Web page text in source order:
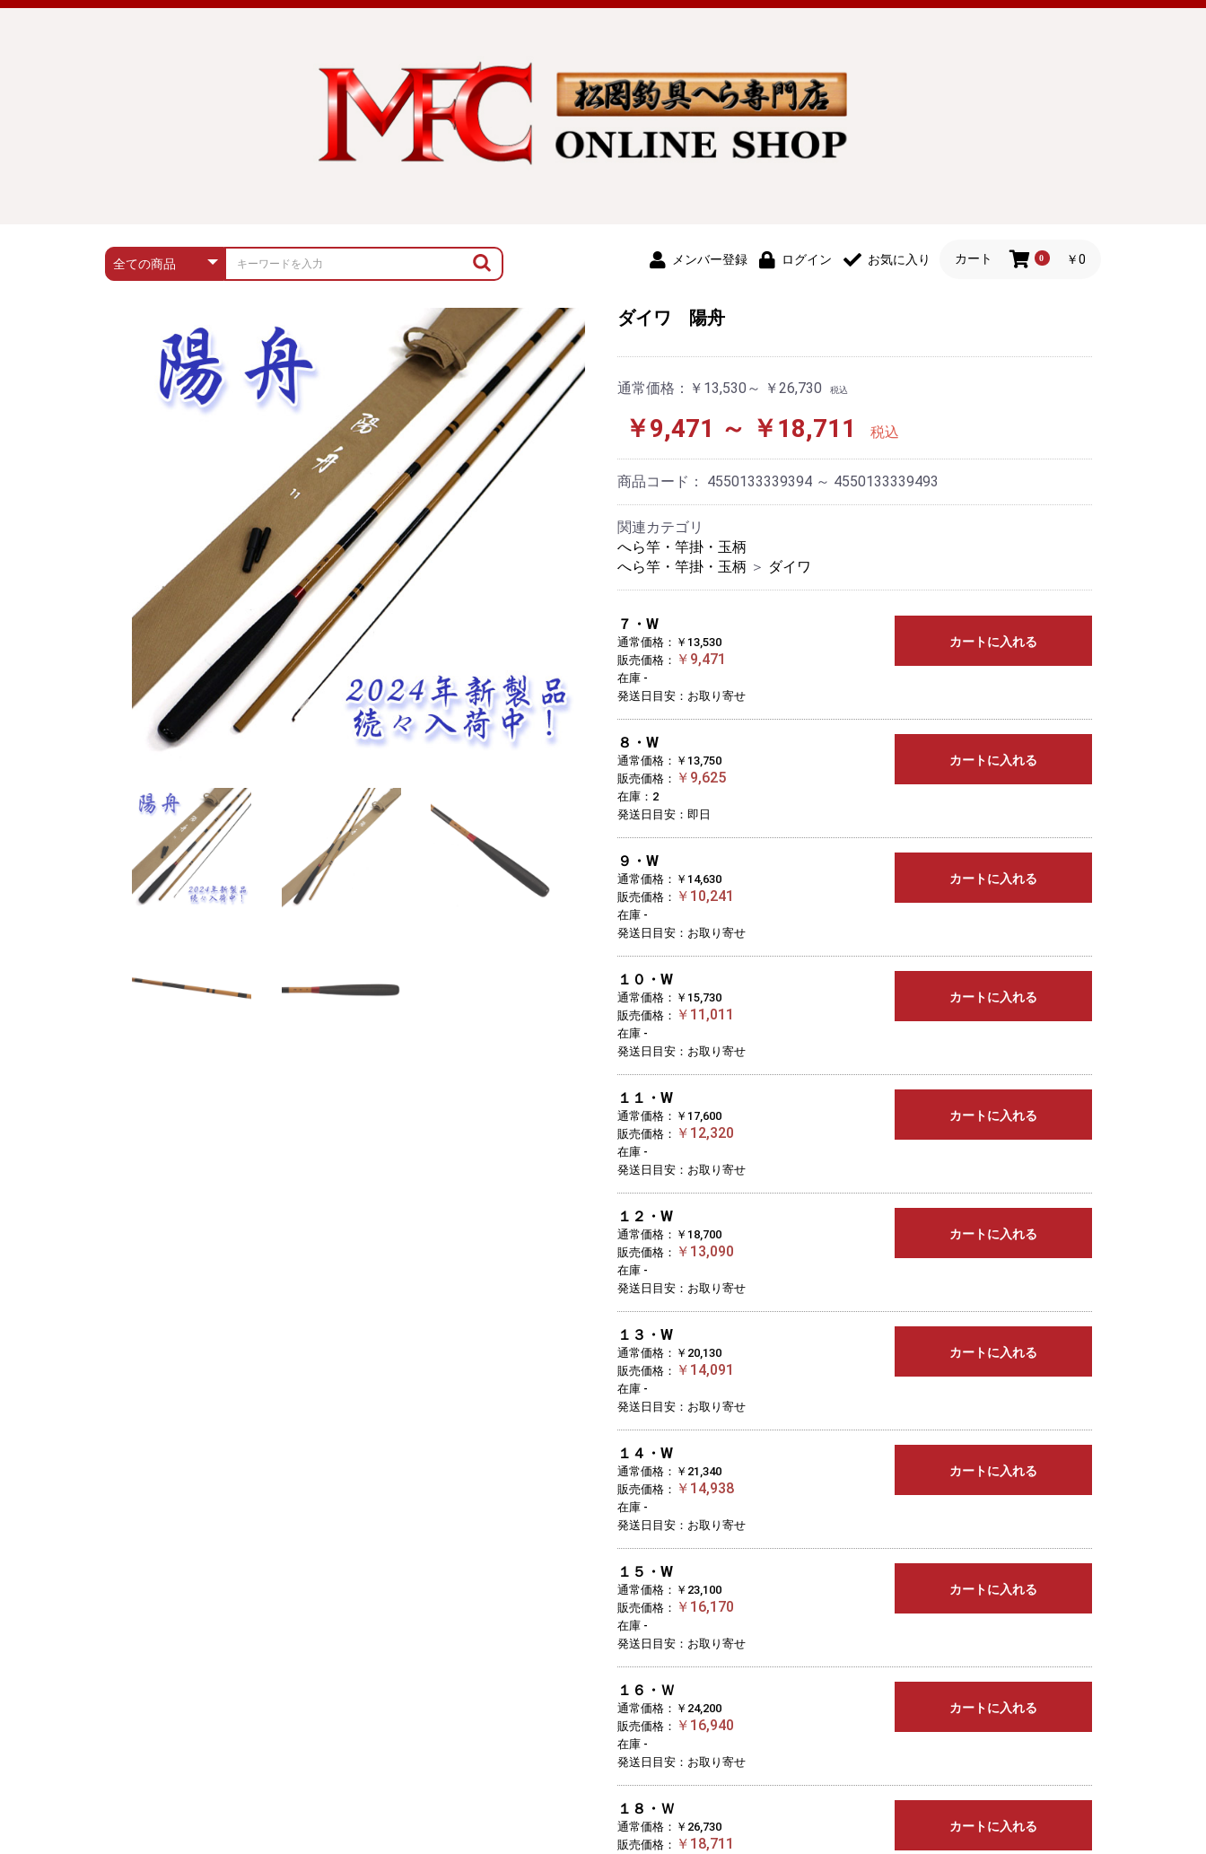
メンバー登録 ログイン お気に入り カート 0 ￥0
ダイワ 陽舟
通常価格： ￥13,530～ ￥26,730 税込
￥9,471 ～ ￥18,711 税込
商品コード： 4550133339394 ～ 4550133339493
関連カテゴリ
へら竿・竿掛・玉柄
へら竿・竿掛・玉柄 ＞ ダイワ
７・W
通常価格：￥13,530
販売価格： ￥9,471
在庫 -
発送日目安：お取り寄せ
カートに入れる
８・W
通常価格：￥13,750
販売価格： ￥9,625
在庫：2
発送日目安：即日
カートに入れる
９・W
通常価格：￥14,630
販売価格： ￥10,241
在庫 -
発送日目安：お取り寄せ
カートに入れる
１０・W
通常価格：￥15,730
販売価格： ￥11,011
在庫 -
発送日目安：お取り寄せ
カートに入れる
１１・W
通常価格：￥17,600
販売価格： ￥12,320
在庫 -
発送日目安：お取り寄せ
カートに入れる
１２・W
通常価格：￥18,700
販売価格： ￥13,090
在庫 -
発送日目安：お取り寄せ
カートに入れる
１３・W
通常価格：￥20,130
販売価格： ￥14,091
在庫 -
発送日目安：お取り寄せ
カートに入れる
１４・W
通常価格：￥21,340
販売価格： ￥14,938
在庫 -
発送日目安：お取り寄せ
カートに入れる
１５・W
通常価格：￥23,100
販売価格： ￥16,170
在庫 -
発送日目安：お取り寄せ
カートに入れる
１６・Ｗ
通常価格：￥24,200
販売価格： ￥16,940
在庫 -
発送日目安：お取り寄せ
カートに入れる
１８・Ｗ
通常価格：￥26,730
販売価格： ￥18,711
カートに入れる